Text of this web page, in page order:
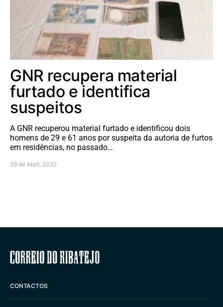
GNR recupera material
furtado e identifica
suspeitos
A GNR recuperou material furtado e identificou dois
homens de 29 e 61 anos por suspeita da autoria de furtos
em residências, no passado…
29 de Abril, 2022
Correio do Ribatejo
CONTACTOS